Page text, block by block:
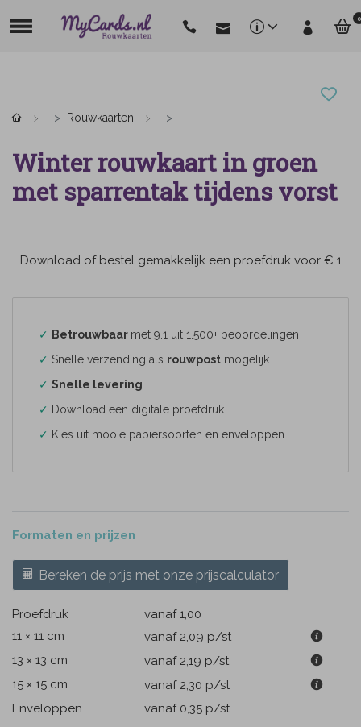
0
Rouwkaarten
Winter rouwkaart in groen
met sparrentak tijdens vorst
Download of bestel gemakkelijk een proefdruk voor € 1
✓ Betrouwbaar met 9.1 uit 1.500+ beoordelingen
✓ Snelle verzending als rouwpost mogelijk
✓ Snelle levering
✓ Download een digitale proefdruk
✓ Kies uit mooie papiersoorten en enveloppen
Formaten en prijzen
Bereken de prijs met onze prijscalculator
Proefdruk
vanaf 1,00
11 × 11 cm
vanaf 2,09 p/st
13 × 13 cm
vanaf 2,19 p/st
15 × 15 cm
vanaf 2,30 p/st
Enveloppen
vanaf 0,35 p/st